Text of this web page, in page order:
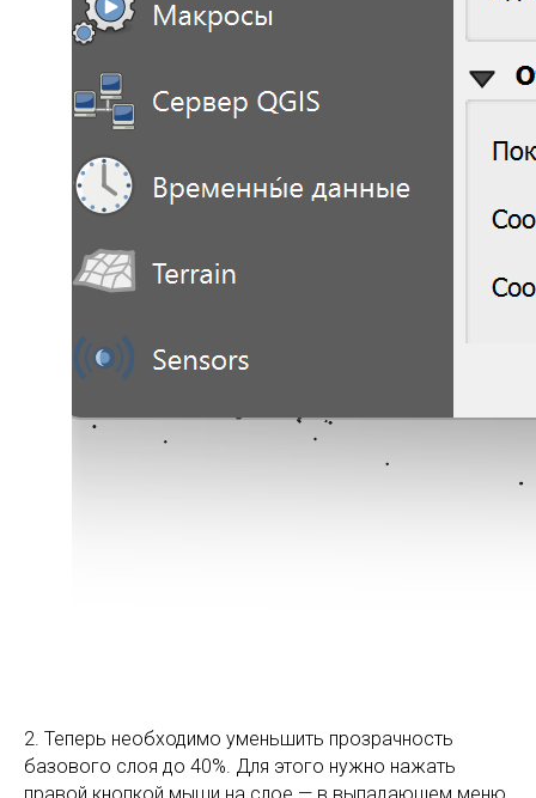
2. Теперь необходимо уменьшить прозрачность
базового слоя до 40%. Для этого нужно нажать